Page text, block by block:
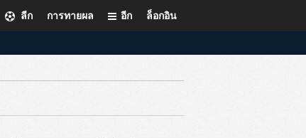
ล็อกอิน
อีก
การทายผล
ลีก